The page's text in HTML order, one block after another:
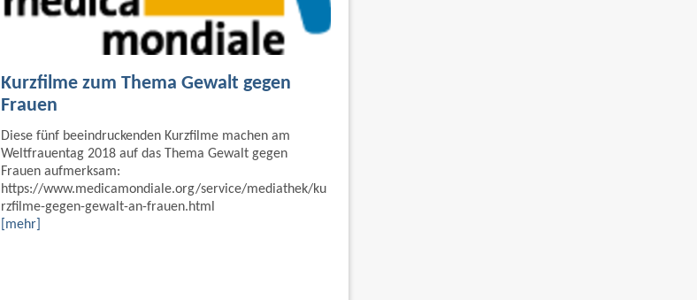
Kurzfilme zum Thema Gewalt gegen
Frauen
Diese fünf beeindruckenden Kurzfilme machen am
Weltfrauentag 2018 auf das Thema Gewalt gegen
Frauen aufmerksam:
https://www.medicamondiale.org/service/mediathek/ku
rzfilme-gegen-gewalt-an-frauen.html
[mehr]